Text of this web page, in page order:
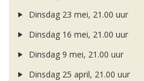
Dinsdag 23 mei, 21.00 uur
Dinsdag 16 mei, 21.00 uur
Dinsdag 9 mei, 21.00 uur
Dinsdag 25 april, 21.00 uur